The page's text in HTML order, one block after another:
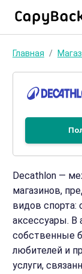
Главная
Decathlon —
магазинов,
видов спорта:
аксессуары. В
собственные
любителей и
услуги,